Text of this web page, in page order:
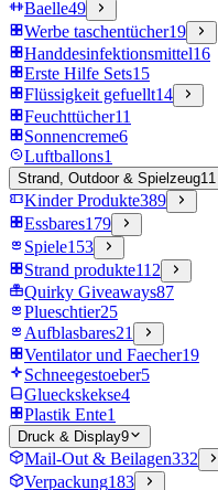
Baelle49
Werbe taschentücher19
Handdesinfektionsmittel16
Erste Hilfe Sets15
Flüssigkeit gefuellt14
Feuchttücher11
Sonnencreme6
Luftballons1
Strand, Outdoor & Spielzeug11
Kinder Produkte389
Essbares179
Spiele153
Strand produkte112
Quirky Giveaways87
Plueschtier25
Aufblasbares21
Ventilator und Faecher19
Schneegestoeber5
Glueckskekse4
Plastik Ente1
Druck & Display9
Mail-Out & Beilagen332
Verpackung183